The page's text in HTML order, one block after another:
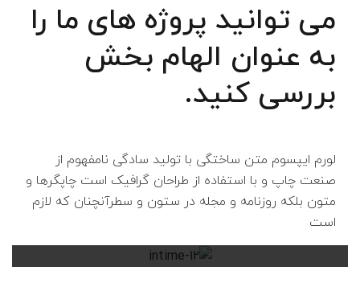
می توانید پروژه های ما را
به عنوان الهام بخش
بررسی کنید.
لورم ایپسوم متن ساختگی با تولید سادگی نامفهوم از
صنعت چاپ و با استفاده از طراحان گرافیک است چاپگرها و
متون بلکه روزنامه و مجله در ستون و سطرآنچنان که لازم
استگسترش بازار